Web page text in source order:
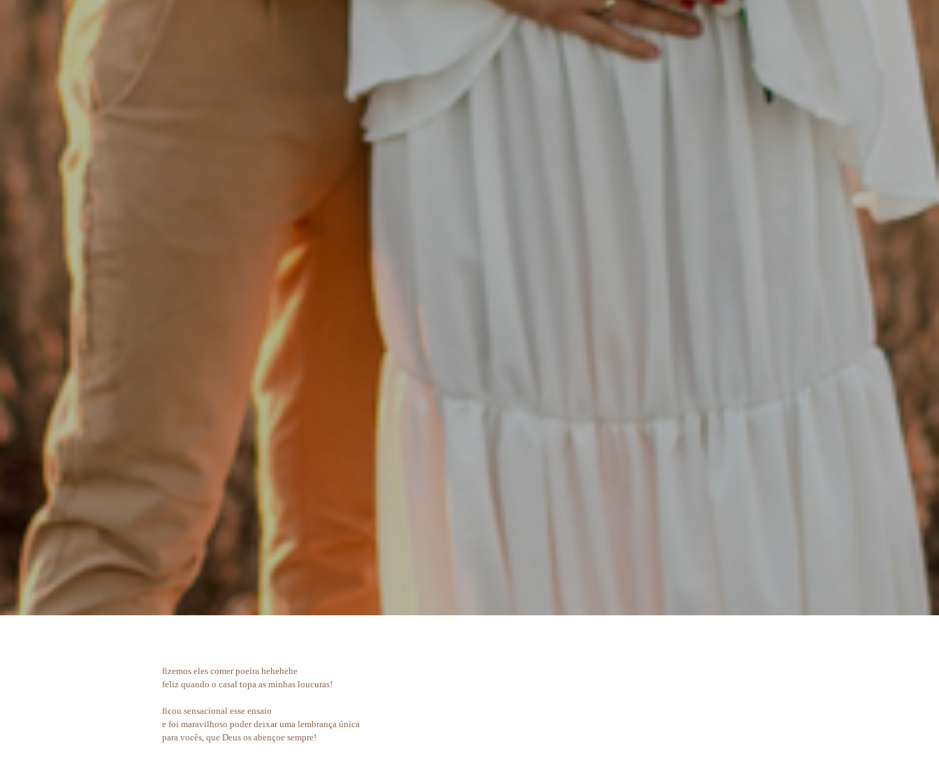
fizemos eles comer poeira hehehehe
feliz quando o casal topa as minhas loucuras!
ficou sensacional esse ensaio
e foi maravilhoso poder deixar uma lembrança única
para vocês, que Deus os abençoe sempre!